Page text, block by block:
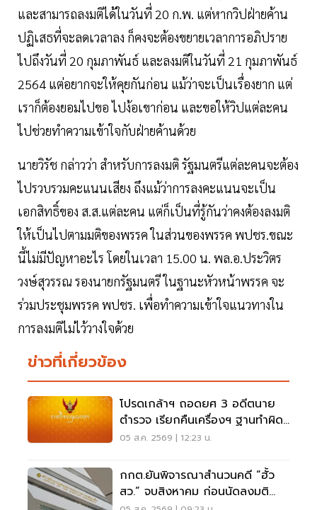
และสามารถลงมติได้ในวันที่ 20 ก.พ. แต่หากวิปฝ่ายค้าน
ปฏิเสธที่จะลดเวลาลง ก็คงจะต้องขยายเวลาการอภิปราย
ไปถึงวันที่ 20 กุมภาพันธ์ และลงมติในวันที่ 21 กุมภาพันธ์
2564 แต่อยากจะให้คุยกันก่อน แม้ว่าจะเป็นเรื่องยาก แต่
เราก็ต้องยอมไปขอ​ ไปง้อเขาก่อน และขอให้วิปแต่ละคน
ไปช่วยทำความเข้าใจกับฝ่ายค้านด้วย
นายวิรัช กล่าวว่า สำหรับการลงมติ​ รัฐมนตรีแต่ละคนจะต้อง
ไปรวบรวมคะแนนเสียง ถึงแม้ว่าการลงคะแนนจะเป็น
เอกสิทธิ์ของ ส.ส.แต่ละคน แต่ก็เป็นที่รู้กันว่าคงต้องลงมติ
ให้เป็นไปตามมติของพรรค ในส่วนของพรรค​ พปชร.ขณะ
นี้ไม่มีปัญหาอะไร โดยในเวลา 15.00 น. พล.อ.ประวิตร
วงษ์สุวรรณ รองนายกรัฐมนตรี ในฐานะหัวหน้าพรรค​ จะ
ร่วมประชุมพรรค​ พปชร. เพื่อทำความเข้าใจแนวทางใน
การลงมติไม่ไว้วางใจด้วย
ข่าวที่เกี่ยวข้อง
โปรดเกล้าฯ ถอดยศ 3 อดีตนาย
ตำรวจ เรียกคืนเครื่องฯ ฐานทำผิด
วินัยร้ายแรง
05 ส.ค. 2569 | 12:23 น.
กกต.ยันพิจารณาสำนวนคดี “ฮั้ว
สว.” จบสิงหาคม ก่อนนัดลงมติ